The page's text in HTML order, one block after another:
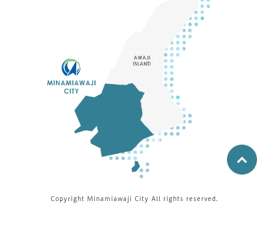
Copyright Minamiawaji City All rights reserved.